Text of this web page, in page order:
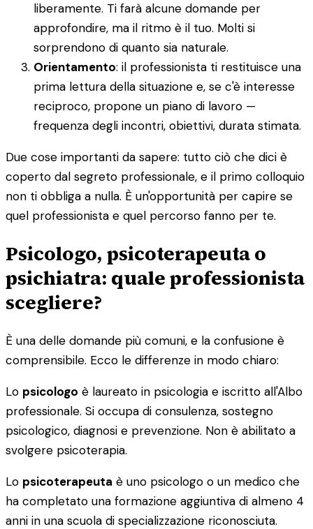
liberamente. Ti farà alcune domande per
approfondire, ma il ritmo è il tuo. Molti si
sorprendono di quanto sia naturale.
Orientamento: il professionista ti restituisce una
prima lettura della situazione e, se c'è interesse
reciproco, propone un piano di lavoro —
frequenza degli incontri, obiettivi, durata stimata.
Due cose importanti da sapere: tutto ciò che dici è
coperto dal segreto professionale, e il primo colloquio
non ti obbliga a nulla. È un'opportunità per capire se
quel professionista e quel percorso fanno per te.
Psicologo, psicoterapeuta o
psichiatra: quale professionista
scegliere?
È una delle domande più comuni, e la confusione è
comprensibile. Ecco le differenze in modo chiaro:
Lo psicologo è laureato in psicologia e iscritto all'Albo
professionale. Si occupa di consulenza, sostegno
psicologico, diagnosi e prevenzione. Non è abilitato a
svolgere psicoterapia.
Lo psicoterapeuta è uno psicologo o un medico che
ha completato una formazione aggiuntiva di almeno 4
anni in una scuola di specializzazione riconosciuta.